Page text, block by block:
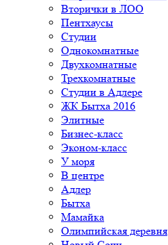
Вторички в ЛОО
Пентхаусы
Студии
Однокомнатные
Двухкомнатные
Трехкомнатные
Студии в Адлере
ЖК Бытха 2016
Элитные
Бизнес-класс
Эконом-класс
У моря
В центре
Адлер
Бытха
Мамайка
Олимпийская деревня